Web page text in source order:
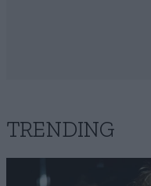
TRENDING